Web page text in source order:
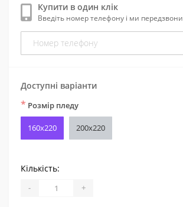
Купити в один клік
Введіть номер телефону і ми
Доступні варіанти
* Розмір пледу
160х220 200х220
Кількість:
- +